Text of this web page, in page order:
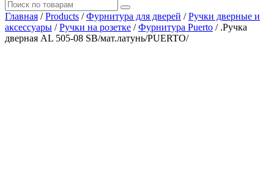
Главная /Products /Фурнитура для дверей /Ручки дверные и
аксессуары /Ручки на розетке /Фурнитура Puerto / .Ручка
дверная AL 505-08 SB/мат.латунь/PUERTO/